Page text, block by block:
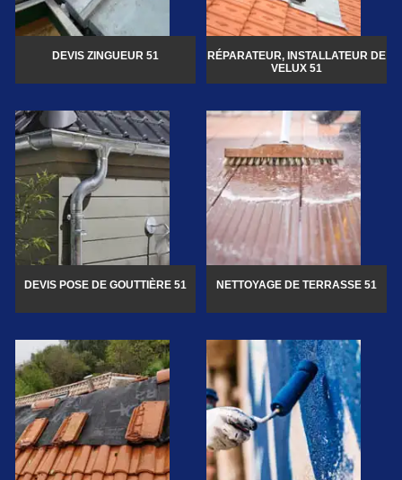
DEVIS ZINGUEUR 51
RÉPARATEUR, INSTALLATEUR DE
VELUX 51
DEVIS POSE DE GOUTTIÈRE 51 NETTOYAGE DE TERRASSE 51